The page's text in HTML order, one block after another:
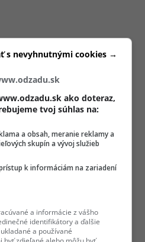
ako doteraz,
tvoj súhlas na:
a obsah, meranie reklamy a
skupín a vývoj služieb
k informáciám na zariadení
a informácie z vášho
identifikátory a ďalšie
a používané
s nevyhnutnými cookies →